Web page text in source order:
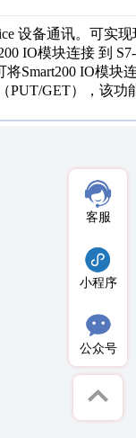
设备通讯。可
IO模块连接 到
将Smart200 IO模
PUT/GET），该
客服
小程序
公众号